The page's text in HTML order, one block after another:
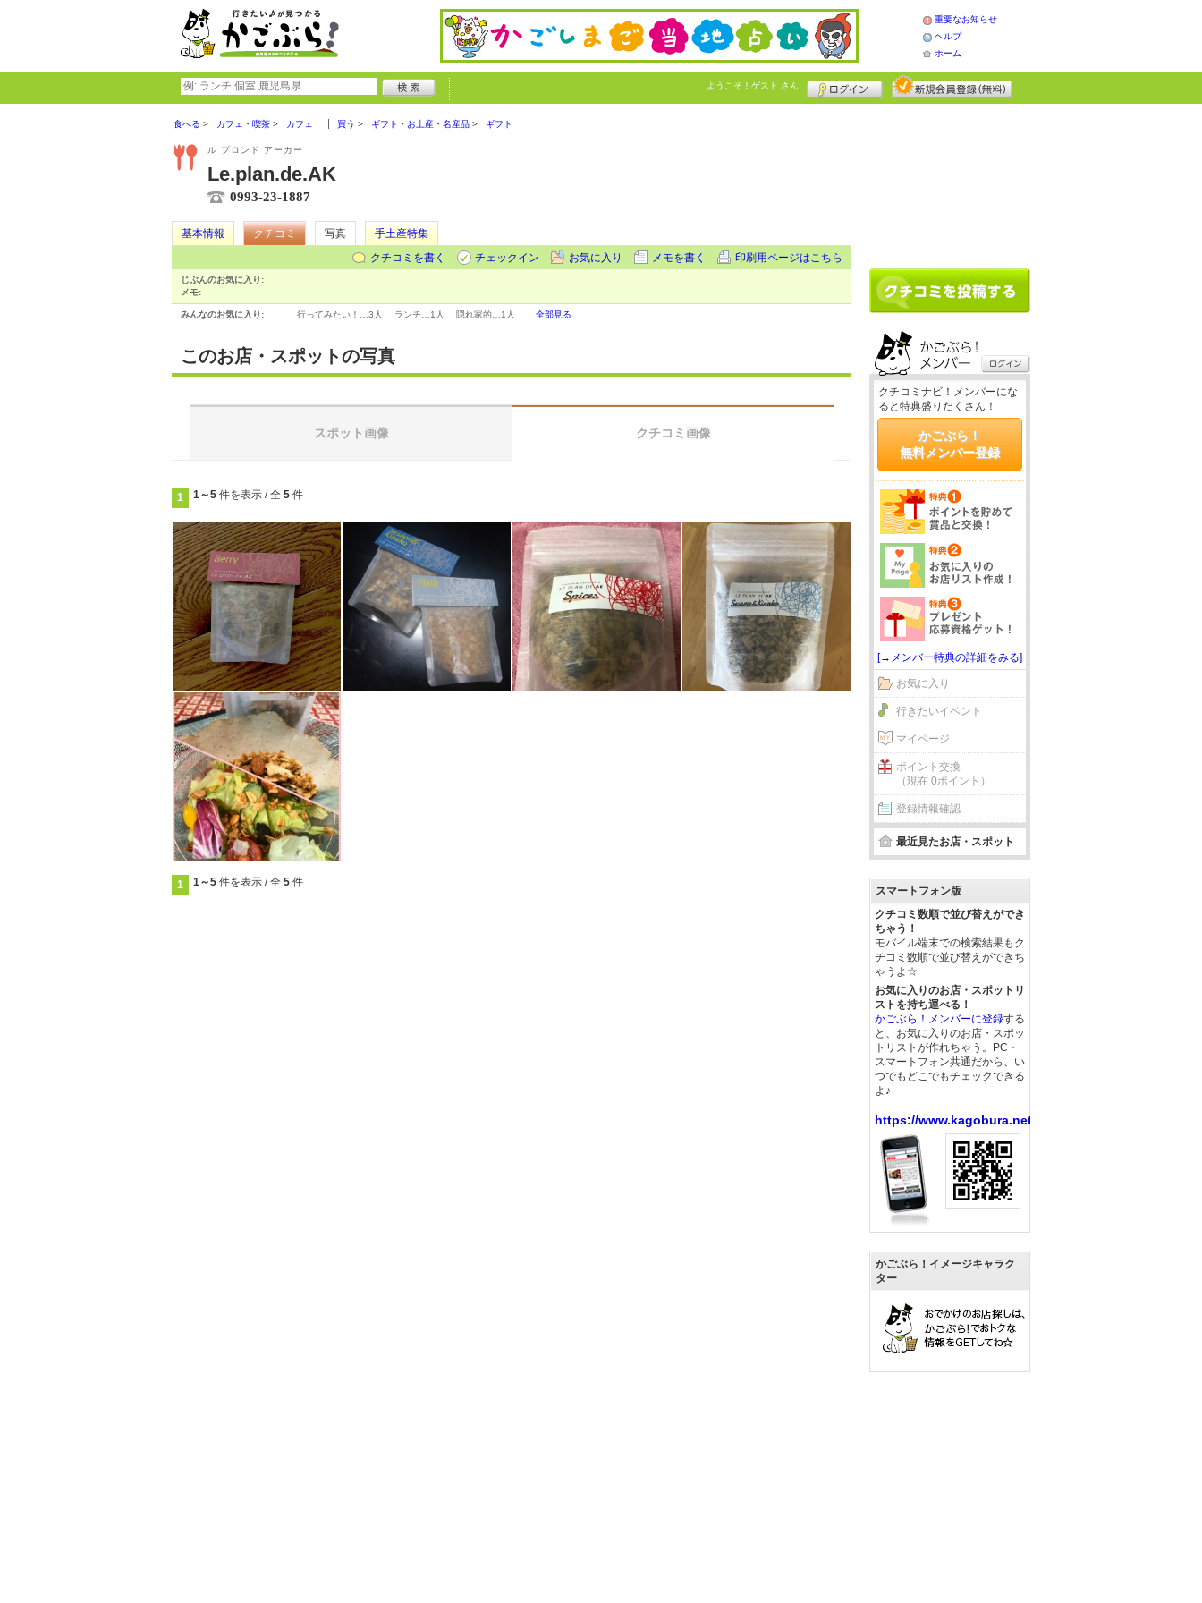
重要なお知らせ
ヘルプ
ホーム
ようこそ！ ゲスト さん
食べる カフェ・喫茶 カフェ 買う ギフト・お土産・名産品 ギフト
ル プロンド アーカー
Le.plan.de.AK
0993-23-1887
基本情報 クチコミ 写真
手土産特集
クチコミを書く
チェックイン お気に入り メモを書く 印刷用ページはこちら
じぶんのお気に入り:
メモ:
みんなのお気に入り: 行ってみたい！… 3人 ランチ… 1人 隠れ家的… 1人 全部見る
このお店・スポットの写真
スポット画像 クチコミ画像
1 1～5 件を表示 / 全 5 件
1 1～5 件を表示 / 全 5 件
クチコミナビ！メンバーにな
ると特典盛りだくさん！
かごぶら！
無料メンバー登録
[→メンバー特典の詳細をみる]
お気に入り
行きたいイベント
マイページ
ポイント交換
（現在 0ポイント）
登録情報確認
最近見たお店・スポット
スマートフォン版
クチコミ数順で並び替えができ
ちゃう！
モバイル端末での検索結果もク
チコミ数順で並び替えができち
ゃうよ☆
お気に入りのお店・スポットリ
ストを持ち運べる！
かごぶら！メンバーに登録する
と、お気に入りのお店・スポッ
トリストが作れちゃう。PC・
スマートフォン共通だから、い
つでもどこでもチェックできる
よ♪
https://www.kagobura.net/
かごぶら！イメージキャラク
ター